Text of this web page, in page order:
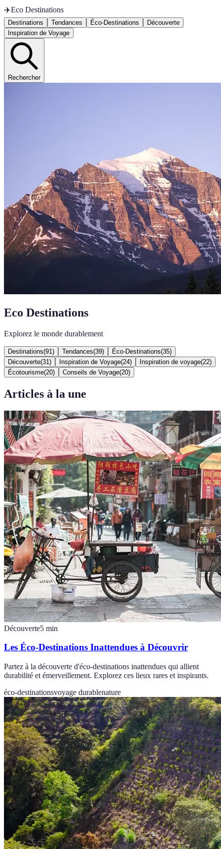
✈️Eco Destinations
Destinations Tendances Éco-Destinations
Découverte
Inspiration de Voyage
Rechercher
Eco Destinations
Explorez le monde durablement
Destinations(91 ) Tendances(39) Éco-Destinations(35)
Découverte(31 ) Inspiration de Voyage(24) Inspiration de voyage(22)
Écotourisme(20) Conseils de Voyage(20)
Articles à la une
Découverte5 min
Les Éco-Destinations Inattendues à Découvrir
Partez à la découverte d'éco-destinations inattendues qui allient
durabilité et émerveillement. Explorez ces lieux rares et inspirants.
éco-destinationsvoyage durablenature